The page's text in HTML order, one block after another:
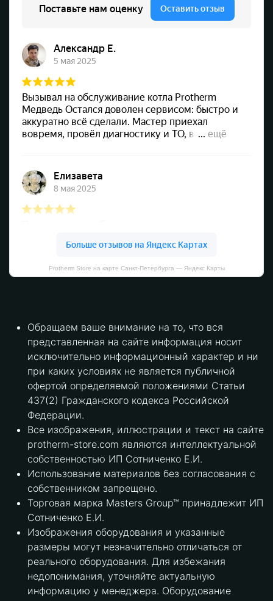
Protherm Store на карте Санкт‑Петербурга — Яндекс Карты
Обращаем ваше внимание на то, что вся
представленная на сайте информация носит
исключительно информационный характер и ни
при каких условиях не является публичной
офертой определяемой положениями Статьи
437(2) Гражданского кодекса Российской
Федерации.
Все изображения, иллюстрации и текст на сайте
protherm-store.com являются интеллектуальной
собственностью ИП Сотниченко Е.И.
Использование материалов без согласования с
собственником запрещено.
Торговая марка Masters Group™ принадлежит ИП
Сотниченко Е.И.
Изображения оборудования и указанные
размеры могут незначительно отличаться от
реального оборудования. Для избежания
недопонимания, уточняйте актуальную
информацию у менеджера. Оборудование